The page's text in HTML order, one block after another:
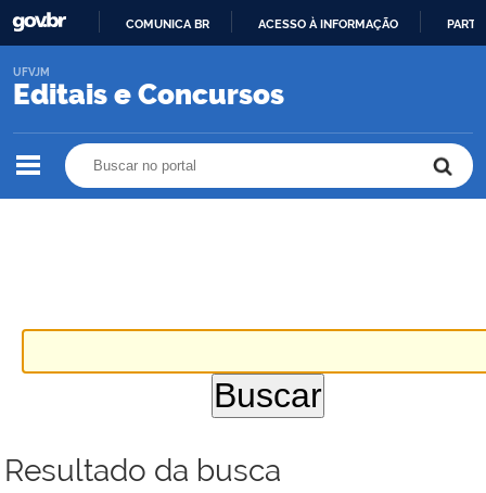
O
COMUNICA BR ACESSO À INFORMAÇÃO
Editais e Concursos
UFVJM
Resultado da busca